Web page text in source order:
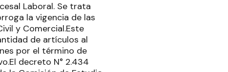
Laboral. Se trata
la vigencia de las
y Comercial.Este
de artículos al
por el término de
decreto N° 2.434